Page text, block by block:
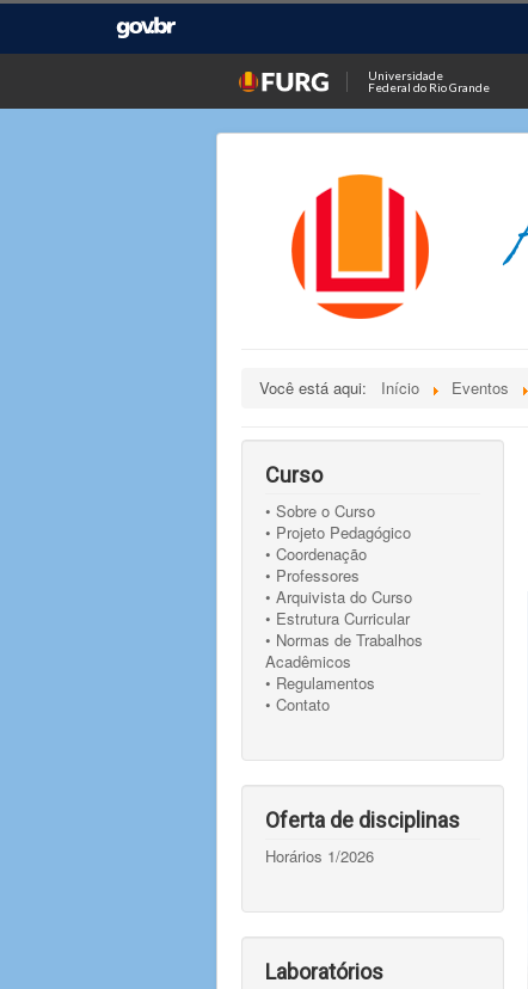
Universidade
Federal do Rio Grande
Você está aqui: Início Eventos
Curso
• Sobre o Curso
• Projeto Pedagógico
• Coordenação
• Professores
• Arquivista do Curso
• Estrutura Curricular
• Normas de Trabalhos
Acadêmicos
• Regulamentos
• Contato
Oferta de disciplinas
Horários 1/2026
Laboratórios